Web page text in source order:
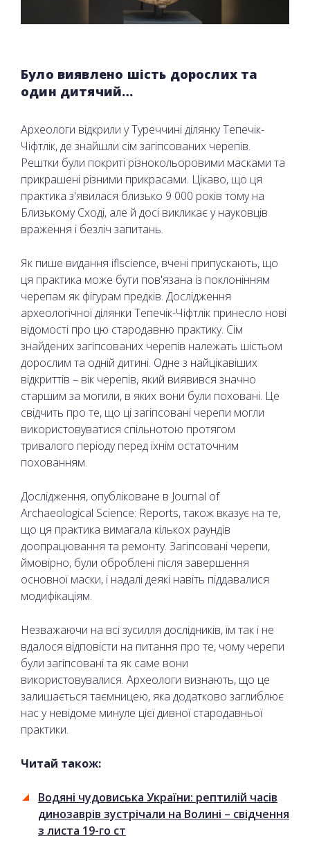
Було виявлено шість дорослих та
один дитячий…
Археологи відкрили у Туреччині ділянку Тепечік-
Чіфтлік, де знайшли сім загіпсованих черепів.
Рештки були покриті різнокольоровими масками та
прикрашені різними прикрасами. Цікаво, що ця
практика з'явилася близько 9 000 років тому на
Близькому Сході, але й досі викликає у науковців
враження і безліч запитань.
Як пише видання iflscience, вчені припускають, що
ця практика може бути пов'язана із поклонінням
черепам як фігурам предків. Дослідження
археологічної ділянки Тепечік-Чіфтлік принесло нові
відомості про цю стародавню практику. Сім
знайдених загіпсованих черепів належать шістьом
дорослим та одній дитині. Одне з найцікавіших
відкриттів – вік черепів, який виявився значно
старшим за могили, в яких вони були поховані. Це
свідчить про те, що ці загіпсовані черепи могли
використовуватися спільнотою протягом
тривалого періоду перед їхнім остаточним
похованням.
Дослідження, опубліковане в Journal of
Archaeological Science: Reports, також вказує на те,
що ця практика вимагала кількох раундів
доопрацювання та ремонту. Загіпсовані черепи,
ймовірно, були оброблені після завершення
основної маски, і надалі деякі навіть піддавалися
модифікаціям.
Незважаючи на всі зусилля дослідників, їм так і не
вдалося відповісти на питання про те, чому черепи
були загіпсовані та як саме вони
використовувалися. Археологи визнають, що це
залишається таємницею, яка додатково заглиблює
нас у невідоме минуле цієї дивної стародавньої
практики.
Читай також:
Водяні чудовиська України: рептилій часів
динозаврів зустрічали на Волині – свідчення
з листа 19-го ст